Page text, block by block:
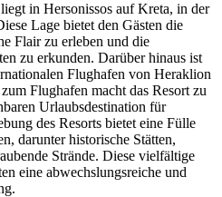
in Hersonissos auf Kreta, in der
Lage bietet den Gästen die
Flair zu erleben und die
zu erkunden. Darüber hinaus ist
Flughafen von Heraklion
Flughafen macht das Resort zu
Urlaubsdestination für
des Resorts bietet eine Fülle
darunter historische Stätten,
Strände. Diese vielfältige
eine abwechslungsreiche und